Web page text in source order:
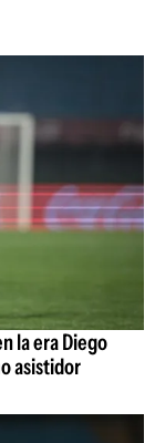
la era Diego
asistidor